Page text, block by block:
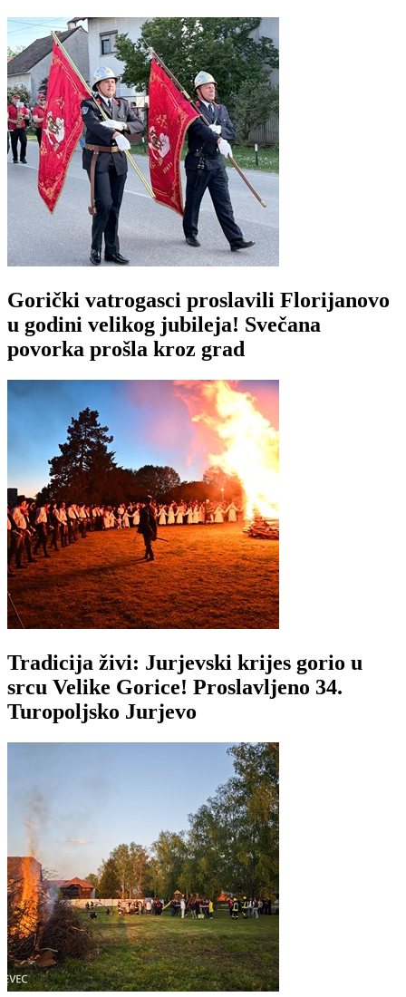
Gorički vatrogasci proslavili Florijanovo
u godini velikog jubileja! Svečana
povorka prošla kroz grad
Tradicija živi: Jurjevski krijes gorio u
srcu Velike Gorice! Proslavljeno 34.
Turopoljsko Jurjevo